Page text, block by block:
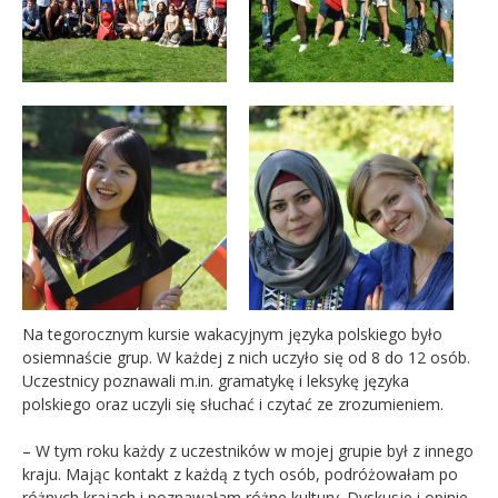
Na tegorocznym kursie wakacyjnym języka polskiego było
osiemnaście grup. W każdej z nich uczyło się od 8 do 12 osób.
Uczestnicy poznawali m.in. gramatykę i leksykę języka
polskiego oraz uczyli się słuchać i czytać ze zrozumieniem.
– W tym roku każdy z uczestników w mojej grupie był z innego
kraju. Mając kontakt z każdą z tych osób, podróżowałam po